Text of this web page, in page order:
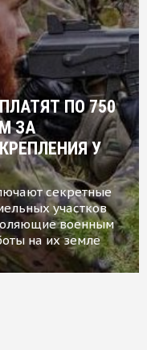
ПО 750
ЗА
У
секретные
участков
военным
на их земле